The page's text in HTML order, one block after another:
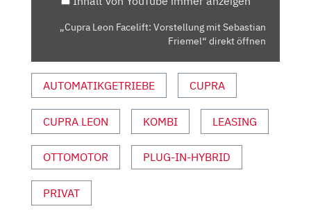
YOUTUBE„Cupra Leon Facelift: Vorstellung mit Sebastian
Friemel“ direkt öffnen
AUTOMATIKGETRIEBE CUPRA
CUPRA LEON KOMBI LEASING
OTTOMOTOR PLUG-IN-HYBRID
PRIVAT